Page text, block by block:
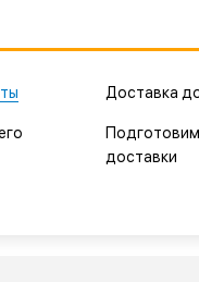
Доставка
доставки